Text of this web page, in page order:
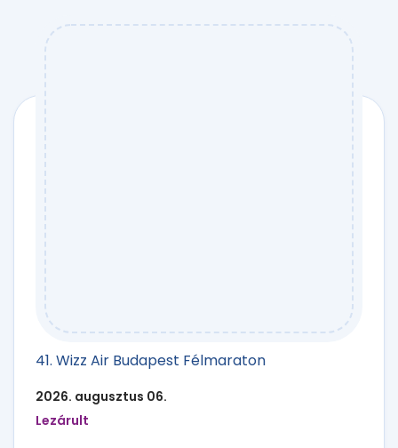
41. Wizz Air Budapest Félmaraton
2026. augusztus 06.
Lezárult